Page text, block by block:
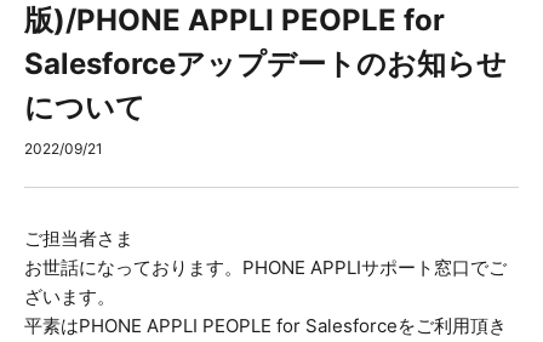
版)/PHONE APPLI PEOPLE for
Salesforceアップデートのお知らせ
について
2022/09/21
ご担当者さま
お世話になっております。PHONE APPLIサポート窓口でご
ざいます。
平素はPHONE APPLI PEOPLE for Salesforceをご利用頂き